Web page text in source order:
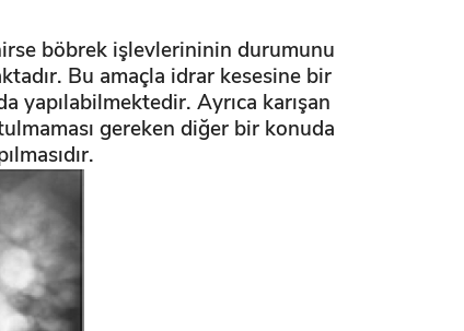
böbrek işlevlerininin durumunu
Bu amaçla idrar kesesine bir
yapılabilmektedir. Ayrıca karışan
gereken diğer bir konuda